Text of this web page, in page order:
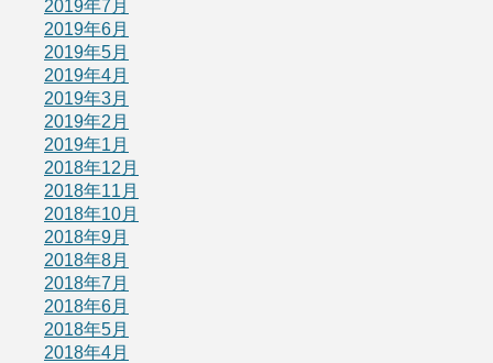
2019年7月
2019年6月
2019年5月
2019年4月
2019年3月
2019年2月
2019年1月
2018年12月
2018年11月
2018年10月
2018年9月
2018年8月
2018年7月
2018年6月
2018年5月
2018年4月